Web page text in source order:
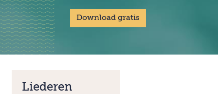
Download gratis
Liederen